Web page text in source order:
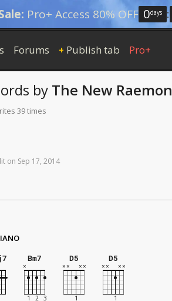
Pro+ Access 80% OFF 0days :
Forums + Publish tab Pro+
by The New Raemon
39 times
on Sep 17, 2014
Bm7 D5 D5